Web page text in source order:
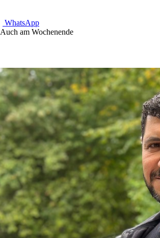
WhatsApp
Auch am Wochenende